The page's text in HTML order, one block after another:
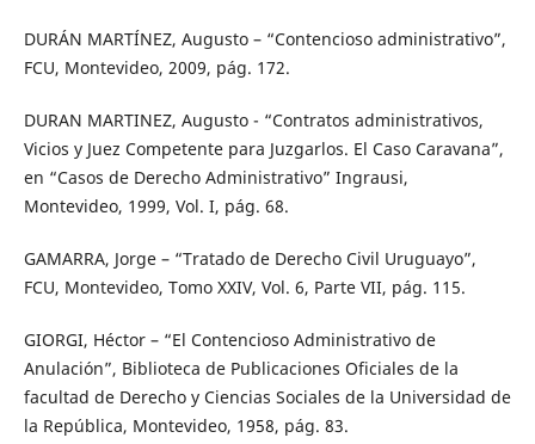
DURÁN MARTÍNEZ, Augusto – “Contencioso administrativo”,
FCU, Montevideo, 2009, pág. 172.
DURAN MARTINEZ, Augusto - “Contratos administrativos,
Vicios y Juez Competente para Juzgarlos. El Caso Caravana”,
en “Casos de Derecho Administrativo” Ingrausi,
Montevideo, 1999, Vol. I, pág. 68.
GAMARRA, Jorge – “Tratado de Derecho Civil Uruguayo”,
FCU, Montevideo, Tomo XXIV, Vol. 6, Parte VII, pág. 115.
GIORGI, Héctor – “El Contencioso Administrativo de
Anulación”, Biblioteca de Publicaciones Oficiales de la
facultad de Derecho y Ciencias Sociales de la Universidad de
la República, Montevideo, 1958, pág. 83.